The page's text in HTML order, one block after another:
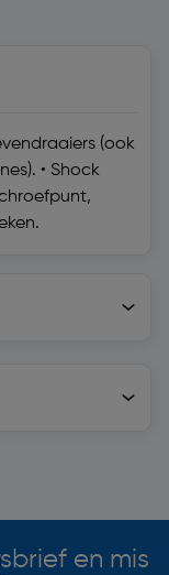
(ook
• Shock
en mis